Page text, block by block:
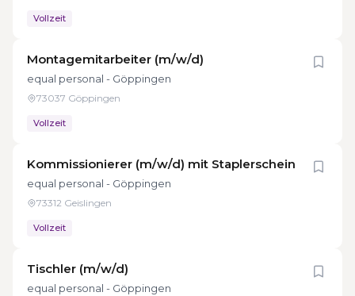
Vollzeit
Montagemitarbeiter (m/w/d)
equal personal - Göppingen
73037 Göppingen
Vollzeit
Kommissionierer (m/w/d) mit Staplerschein
equal personal - Göppingen
73312 Geislingen
Vollzeit
Tischler (m/w/d)
equal personal - Göppingen